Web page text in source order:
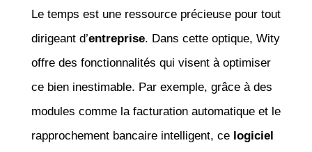
Le temps est une ressource précieuse pour tout
dirigeant d’entreprise. Dans cette optique, Wity
offre des fonctionnalités qui visent à optimiser
ce bien inestimable. Par exemple, grâce à des
modules comme la facturation automatique et le
rapprochement bancaire intelligent, ce logiciel